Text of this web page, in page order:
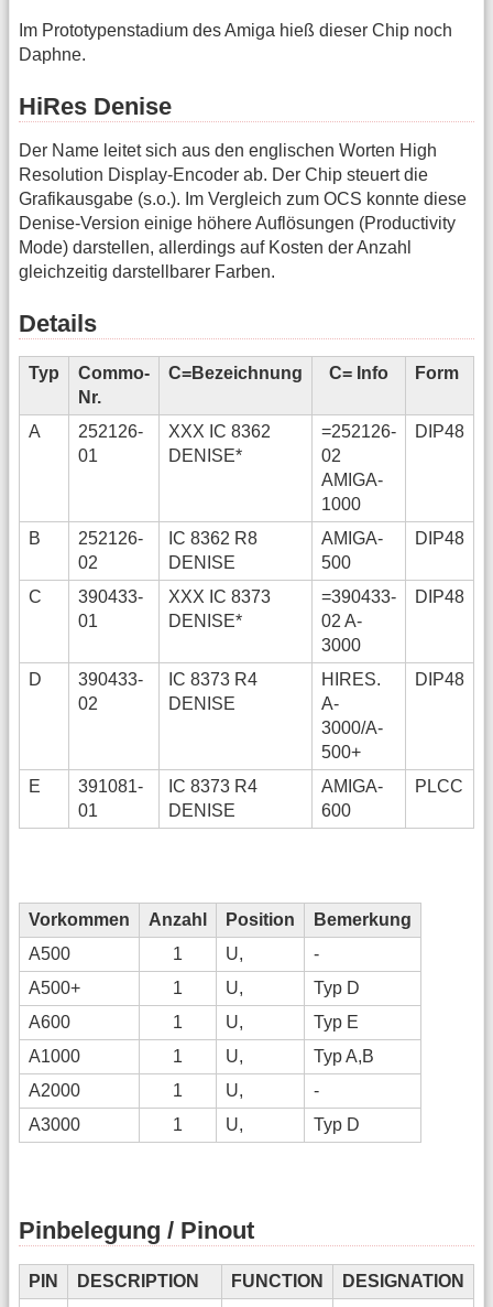
Im Prototypenstadium des Amiga hieß dieser Chip noch
Daphne.
HiRes Denise
Der Name leitet sich aus den englischen Worten High
Resolution Display-Encoder ab. Der Chip steuert die
Grafikausgabe (s.o.). Im Vergleich zum OCS konnte diese
Denise-Version einige höhere Auflösungen (Productivity
Mode) darstellen, allerdings auf Kosten der Anzahl
gleichzeitig darstellbarer Farben.
Details
Typ
Commo-
Nr.
C=Bezeichnung C= Info Form
A
252126-
01
XXX IC 8362
DENISE*
=252126-
02
AMIGA-
1000
DIP48
B
252126-
02
IC 8362 R8
DENISE
AMIGA-
500
DIP48
C
390433-
01
XXX IC 8373
DENISE*
=390433-
02 A-
3000
DIP48
D
390433-
02
IC 8373 R4
DENISE
HIRES.
A-
3000/A-
500+
DIP48
E
391081-
01
IC 8373 R4
DENISE
AMIGA-
600
PLCC
Vorkommen Anzahl Position
Bemerkung
A500
1 U,
-
A500+
1 U,
Typ D
A600
1 U,
Typ E
A1000
1 U,
Typ A,B
A2000
1 U,
-
A3000
1 U, Typ D
Pinbelegung / Pinout
PIN DESCRIPTION FUNCTION
DESIGNATION